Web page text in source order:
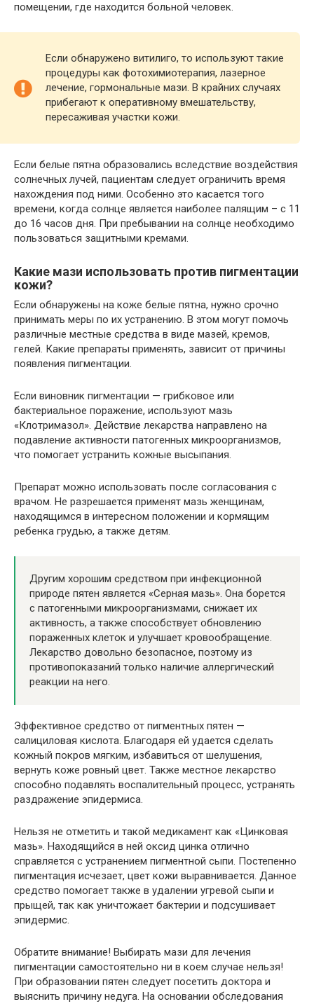
помещении, где находится больной человек.
Если обнаружено витилиго, то используют такие
процедуры как фотохимиотерапия, лазерное
лечение, гормональные мази. В крайних случаях
прибегают к оперативному вмешательству,
пересаживая участки кожи.
Если белые пятна образовались вследствие воздействия
солнечных лучей, пациентам следует ограничить время
нахождения под ними. Особенно это касается того
времени, когда солнце является наиболее палящим – с 11
до 16 часов дня. При пребывании на солнце необходимо
пользоваться защитными кремами.
Какие мази использовать против пигментации
кожи?
Если обнаружены на коже белые пятна, нужно срочно
принимать меры по их устранению. В этом могут помочь
различные местные средства в виде мазей, кремов,
гелей. Какие препараты применять, зависит от причины
появления пигментации.
Если виновник пигментации — грибковое или
бактериальное поражение, используют мазь
«Клотримазол». Действие лекарства направлено на
подавление активности патогенных микроорганизмов,
что помогает устранить кожные высыпания.
Препарат можно использовать после согласования с
врачом. Не разрешается применят мазь женщинам,
находящимся в интересном положении и кормящим
ребенка грудью, а также детям.
Другим хорошим средством при инфекционной
природе пятен является «Серная мазь». Она борется
с патогенными микроорганизмами, снижает их
активность, а также способствует обновлению
пораженных клеток и улучшает кровообращение.
Лекарство довольно безопасное, поэтому из
противопоказаний только наличие аллергический
реакции на него.
Эффективное средство от пигментных пятен —
салициловая кислота. Благодаря ей удается сделать
кожный покров мягким, избавиться от шелушения,
вернуть коже ровный цвет. Также местное лекарство
способно подавлять воспалительный процесс, устранять
раздражение эпидермиса.
Нельзя не отметить и такой медикамент как «Цинковая
мазь». Находящийся в ней оксид цинка отлично
справляется с устранением пигментной сыпи. Постепенно
пигментация исчезает, цвет кожи выравнивается. Данное
средство помогает также в удалении угревой сыпи и
прыщей, так как уничтожает бактерии и подсушивает
эпидермис.
Обратите внимание! Выбирать мази для лечения
пигментации самостоятельно ни в коем случае нельзя!
При образовании пятен следует посетить доктора и
выяснить причину недуга. На основании обследования